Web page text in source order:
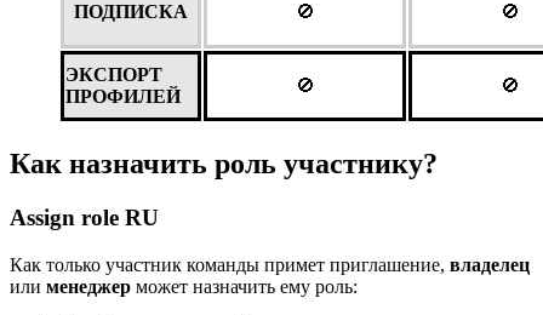
ПОДПИСКА 🚫 🚫
ЭКСПОРТ
ПРОФИЛЕЙ
🚫 🚫
Как назначить роль участнику?
Assign role RU
Как только участник команды примет приглашение, владелец
или менеджер может назначить ему роль: